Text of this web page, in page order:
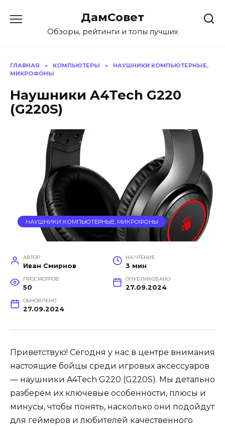
содержанию
ДамСовет
Обзоры, рейтинги и топы лучших
ГЛАВНАЯ » КОМПЬЮТЕРЫ »
НАУШНИКИ КОМПЬЮТЕРНЫЕ,
МИКРОФОНЫ
Наушники A4Tech G220
(G220S)
НАУШНИКИ КОМПЬЮТЕРНЫЕ, МИКРОФОНЫ
АВТОР
Иван Смирнов
НА ЧТЕНИЕ
3 мин
ПРОСМОТРОВ
50
ОПУБЛИКОВАНО
27.09.2024
ОБНОВЛЕНО
27.09.2024
Приветствую! Сегодня у нас в центре внимания
настоящие бойцы среди игровых аксессуаров
— наушники A4Tech G220 (G220S). Мы детально
разберём их ключевые особенности, плюсы и
минусы, чтобы понять, насколько они подойдут
для геймеров и любителей качественного